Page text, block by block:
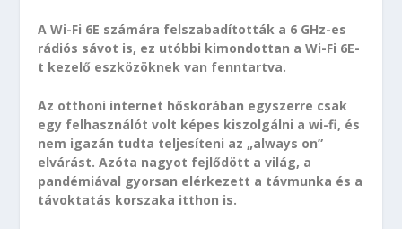
A Wi-Fi 6E számára felszabadították a 6 GHz-es
rádiós sávot is, ez utóbbi kimondottan a Wi-Fi 6E-
t kezelő eszközöknek van fenntartva.
Az otthoni internet hőskorában egyszerre csak
egy felhasználót volt képes kiszolgálni a wi-fi, és
nem igazán tudta teljesíteni az „always on”
elvárást. Azóta nagyot fejlődött a világ, a
pandémiával gyorsan elérkezett a távmunka és a
távoktatás korszaka itthon is.